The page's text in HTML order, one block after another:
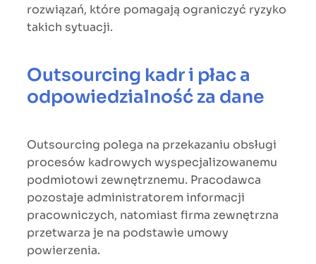
rozwiązań, które pomagają ograniczyć ryzyko
takich sytuacji.
Outsourcing kadr i płac a
odpowiedzialność za dane
Outsourcing polega na przekazaniu obsługi
procesów kadrowych wyspecjalizowanemu
podmiotowi zewnętrznemu. Pracodawca
pozostaje administratorem informacji
pracowniczych, natomiast firma zewnętrzna
przetwarza je na podstawie umowy
powierzenia.